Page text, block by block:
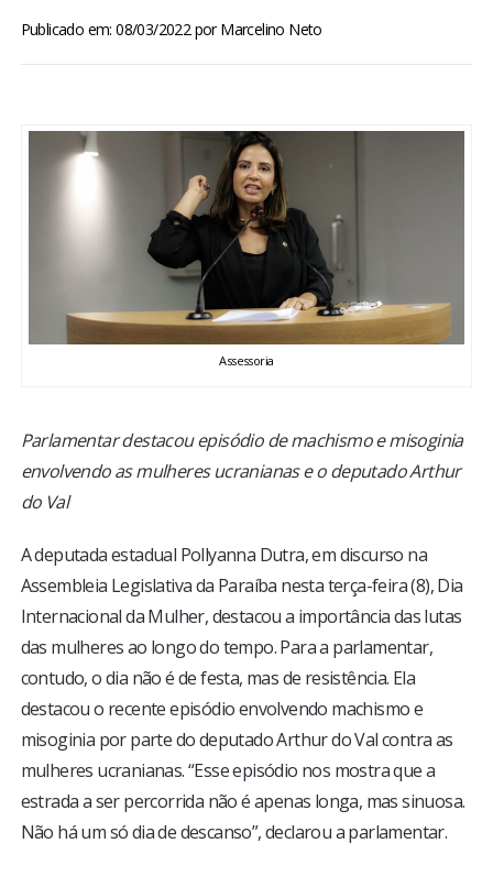
MUNDO
ENTRETENIMENTO
FOTOS
Publicado em: 08/03/2022porMarcelino Neto
Assessoria
Parlamentar destacou episódio de machismo e misoginia
envolvendo as mulheres ucranianas e o deputado Arthur
do Val
A deputada estadual Pollyanna Dutra, em discurso na
Assembleia Legislativa da Paraíba nesta terça-feira (8), Dia
Internacional da Mulher, destacou a importância das lutas
das mulheres ao longo do tempo. Para a parlamentar,
contudo, o dia não é de festa, mas de resistência. Ela
destacou o recente episódio envolvendo machismo e
misoginia por parte do deputado Arthur do Val contra as
mulheres ucranianas. “Esse episódio nos mostra que a
estrada a ser percorrida não é apenas longa, mas sinuosa.
Não há um só dia de descanso”, declarou a parlamentar.